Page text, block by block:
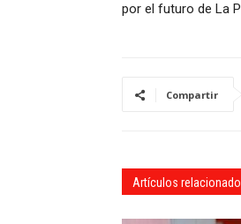
por el futuro de La
Compartir
Artículos